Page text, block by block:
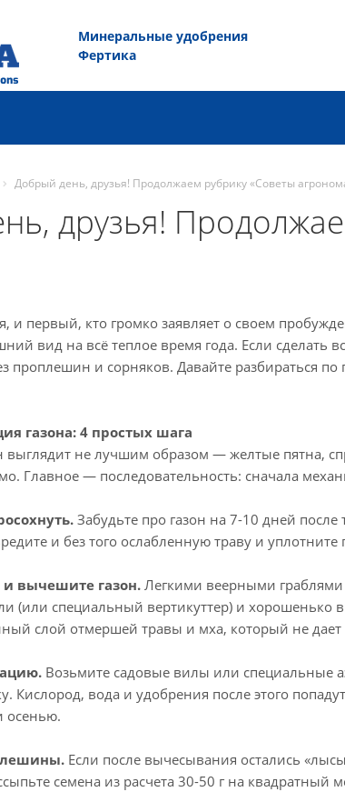
Минеральные удобрения
Фертика
Добрый день, друзья! Продолжаем рубрику «Советы
друзья!
и первый, кто громко заявляет о своем
вид на всё теплое время года. Если сделать
проплешин и сорняков. Давайте разбираться по
газона: 4 простых шага
выглядит не лучшим образом — желтые пятна,
Главное — последовательность: сначала
Забудьте про газон на 7-10 дней
и без того ослабленную траву и уплотните
вычешите газон. Легкими веерными
(или специальный вертикуттер) и хорошенько
слой отмершей травы и мха, который не
Возьмите садовые вилы или специальные
Кислород, вода и удобрения после этого
осенью.
Если после вычесывания остались
семена из расчета 30-50 г на квадратный